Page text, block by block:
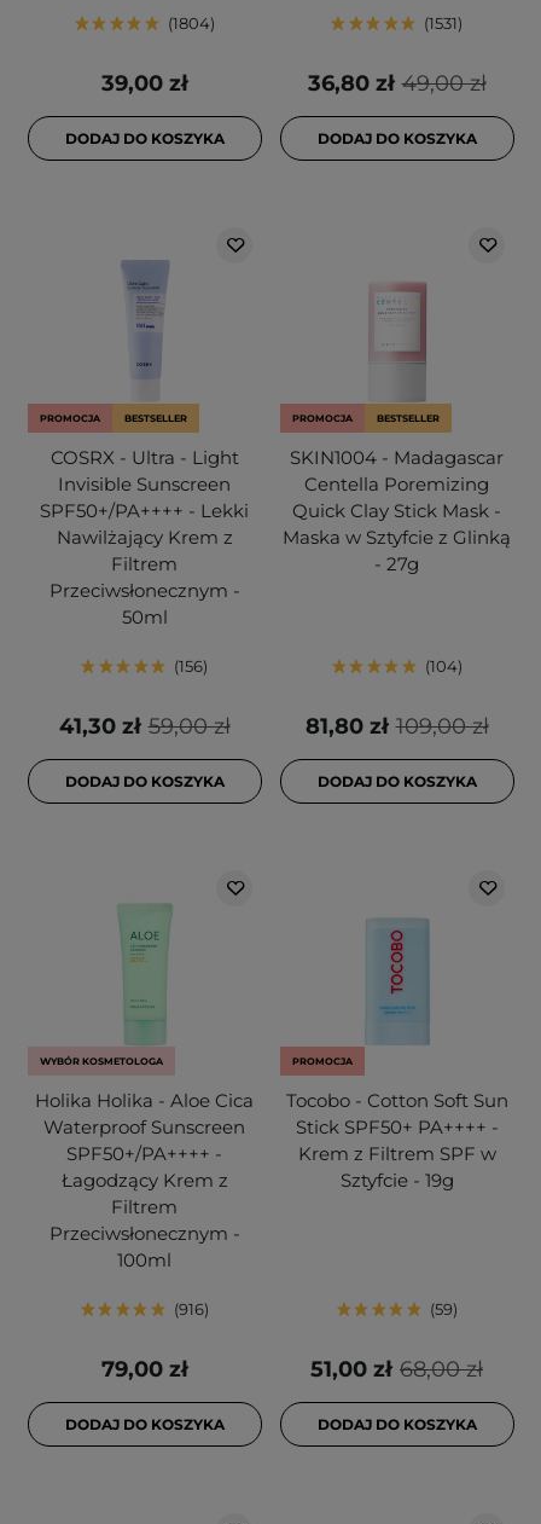
1804
39,00 zł
DODAJ DO KOSZYKA
1531
49,00 zł
36,80 zł
DODAJ DO KOSZYKA
PROMOCJA BESTSELLER
COSRX - Ultra - Light
Invisible Sunscreen
SPF50+/PA++++ - Lekki
Nawilżający Krem z
Filtrem
Przeciwsłonecznym -
50ml
156
59,00 zł
41,30 zł
DODAJ DO KOSZYKA
PROMOCJA BESTSELLER
SKIN1004 - Madagascar
Centella Poremizing
Quick Clay Stick Mask -
Maska w Sztyfcie z Glinką
- 27g
104
109,00 zł
81,80 zł
DODAJ DO KOSZYKA
WYBÓR KOSMETOLOGA
Holika Holika - Aloe Cica
Waterproof Sunscreen
SPF50+/PA++++ -
Łagodzący Krem z
Filtrem
Przeciwsłonecznym -
100ml
916
79,00 zł
DODAJ DO KOSZYKA
PROMOCJA
Tocobo - Cotton Soft Sun
Stick SPF50+ PA++++ -
Krem z Filtrem SPF w
Sztyfcie - 19g
59
68,00 zł
51,00 zł
DODAJ DO KOSZYKA